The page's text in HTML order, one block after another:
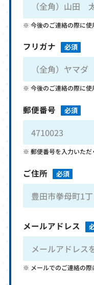
今後のご連絡の際に
フリガナ 必須
今後のご連絡の際に
郵便番号 必須
郵便番号を入力いた
ご住所 必須
メールアドレス
メールでのご連絡の